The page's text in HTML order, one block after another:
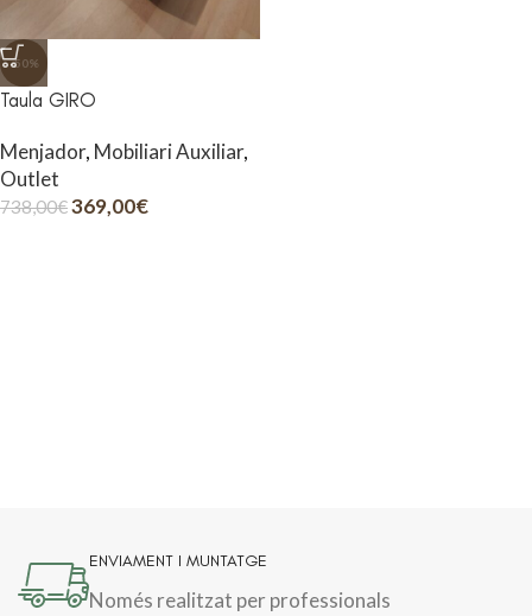
-50%
Taula GIRO
Menjador, Mobiliari Auxiliar,
Outlet
738,00€369,00€
ENVIAMENT I MUNTATGE
Només realitzat per professionals